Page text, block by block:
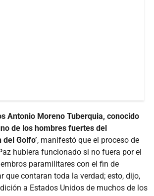
Antonio Moreno Tuberquia, conocido
de los hombres fuertes del
del Golfo’, manifestó que el proceso de
hubiera funcionado si no fuera por el
paramilitares con el fin de
que contaran toda la verdad; esto, dijo,
a Estados Unidos de muchos de los